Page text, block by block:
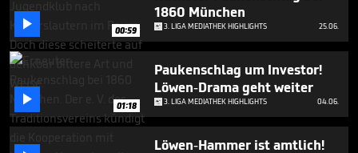
 00:59
1860 München
3. LIGA MEDIATHEK HIGHLIGHTS 25.06.
 01:18
Paukenschlag um Investor!
Löwen-Drama geht weiter
3. LIGA MEDIATHEK HIGHLIGHTS 04.06.
Löwen-Hammer ist amtlich!